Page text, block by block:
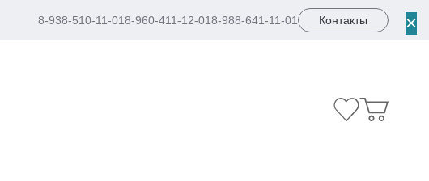
8-938-510-11-018-960-411-12-018-988-641-11-01 Контакты ×